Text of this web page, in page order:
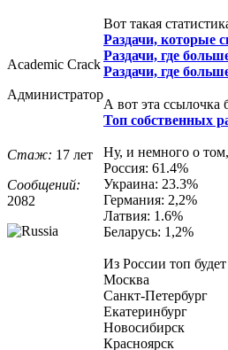
Academic Crack
Администратор
Стаж: 17 лет
Сообщений:
2082
Вот такая
Раздачи, которые
Раздачи, где
Раздачи, где
А вот эта ссылочка
Топ собственных
Ну, и немного о том,
Россия: 61.4%
Украина: 23.3%
Германия: 2,2%
Латвия: 1.6%
Беларусь: 1,2%
Из России топ
Москва
Санкт-Петербург
Екатеринбург
Новосибирск
Красноярск